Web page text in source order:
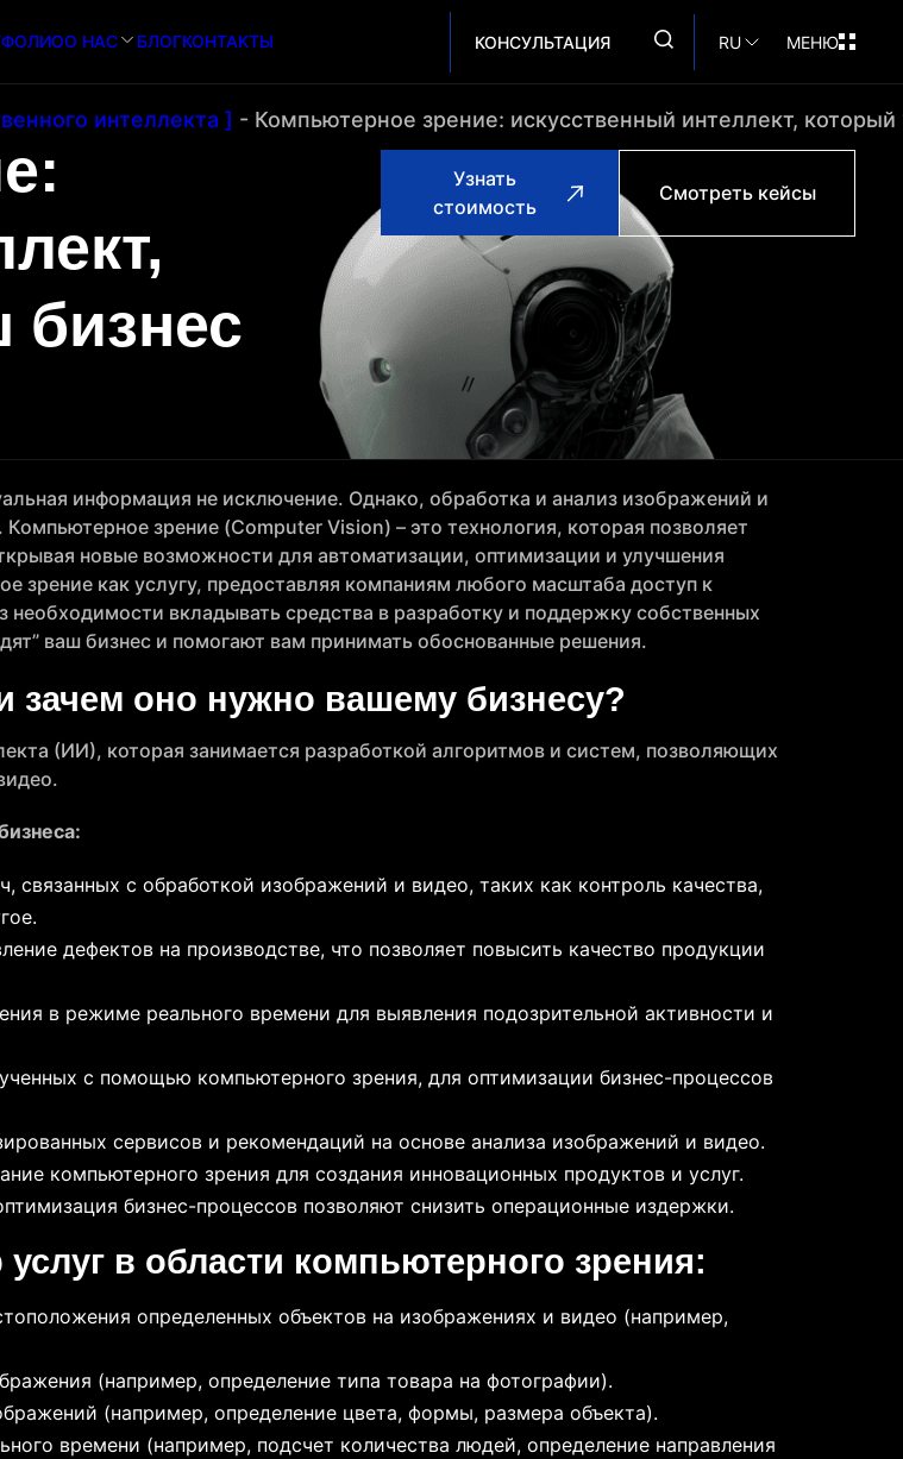
О НАС БЛОГКОНТАКТЫ КОНСУЛЬТАЦИЯ RU МЕНЮ
интеллекта ] - Компьютерное зрение: искусственный интеллект, который
бизнес
Узнать
стоимость
Смотреть кейсы
информация не исключение. Однако, обработка и анализ изображений и
зрение (Computer Vision) – это технология, которая позволяет
новые возможности для автоматизации, оптимизации и улучшения
зрение как услугу, предоставляя компаниям любого масштаба доступ к
вкладывать средства в разработку и поддержку собственных
ваш бизнес и помогают вам принимать обоснованные решения.
зачем оно нужно вашему бизнесу?
(ИИ), которая занимается разработкой алгоритмов и систем, позволяющих
связанных с обработкой изображений и видео, таких как контроль качества,
дефектов на производстве, что позволяет повысить качество продукции
в режиме реального времени для выявления подозрительной активности и
с помощью компьютерного зрения, для оптимизации бизнес-процессов
сервисов и рекомендаций на основе анализа изображений и видео.
компьютерного зрения для создания инновационных продуктов и услуг.
бизнес-процессов позволяют снизить операционные издержки.
в области компьютерного зрения:
определенных объектов на изображениях и видео (например,
(например, определение типа товара на фотографии).
(например, определение цвета, формы, размера объекта).
времени (например, подсчет количества людей, определение направления